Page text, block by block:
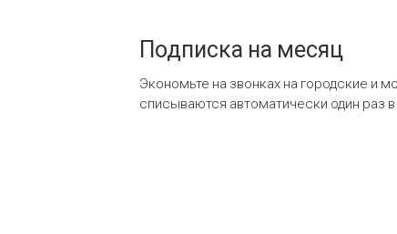
Подписка на месяц
Экономьте на звонках на городские и
списываются автоматически один раз